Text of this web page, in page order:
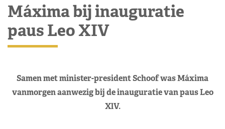
Máxima bij inauguratie
paus Leo XIV
Samen met minister-president Schoof was Máxima
vanmorgen aanwezig bij de inauguratie van paus Leo
XlV.